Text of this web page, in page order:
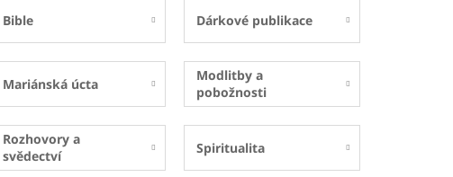
Bible Dárkové publikace
Mariánská úcta
Modlitby a
pobožnosti
Rozhovory a
svědectví
Spiritualita